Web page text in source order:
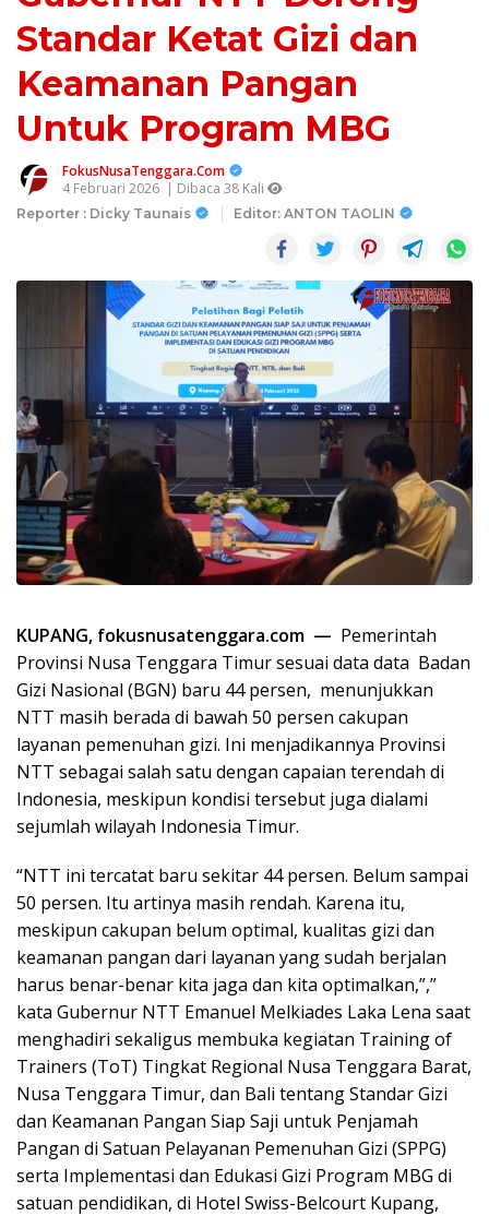
Standar Ketat Gizi dan
Keamanan Pangan
Untuk Program MBG
FokusNusaTenggara.Com
4 Februari 2026 | Dibaca 38 Kali
Reporter : Dicky Taunais Editor: ANTON TAOLIN
KUPANG, fokusnusatenggara.com — Pemerintah
Provinsi Nusa Tenggara Timur sesuai data data Badan
Gizi Nasional (BGN) baru 44 persen, menunjukkan
NTT masih berada di bawah 50 persen cakupan
layanan pemenuhan gizi. Ini menjadikannya Provinsi
NTT sebagai salah satu dengan capaian terendah di
Indonesia, meskipun kondisi tersebut juga dialami
sejumlah wilayah Indonesia Timur.
“NTT ini tercatat baru sekitar 44 persen. Belum sampai
50 persen. Itu artinya masih rendah. Karena itu,
meskipun cakupan belum optimal, kualitas gizi dan
keamanan pangan dari layanan yang sudah berjalan
harus benar-benar kita jaga dan kita optimalkan,”,”
kata Gubernur NTT Emanuel Melkiades Laka Lena saat
menghadiri sekaligus membuka kegiatan Training of
Trainers (ToT) Tingkat Regional Nusa Tenggara Barat,
Nusa Tenggara Timur, dan Bali tentang Standar Gizi
dan Keamanan Pangan Siap Saji untuk Penjamah
Pangan di Satuan Pelayanan Pemenuhan Gizi (SPPG)
serta Implementasi dan Edukasi Gizi Program MBG di
satuan pendidikan, di Hotel Swiss-Belcourt Kupang,